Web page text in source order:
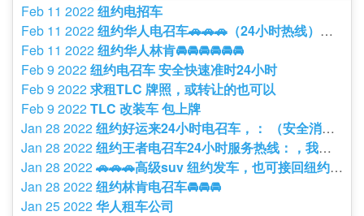
Feb 11 2022纽约电招车
Feb 11 2022纽约华人电召车🚗🚗🚗（24小时热线）☎️ 安全 干净 消毒
Feb 11 2022纽约华人林肯🚘🚘🚘🚘🚘🚘
Feb 9 2022纽约电召车 安全快速准时24小时
Feb 9 2022求租TLC 牌照，或转让的也可以
Feb 9 2022TLC 改装车 包上牌
Jan 28 2022纽约好运来24小时电召车，： （安全消毒）
Jan 28 2022纽约王者电召车24小时服务热线：，我司提供无菌车厢
Jan 28 2022🚗🚗🚗高级suv 纽约发车，也可接回纽约，纽约州及周边。提前预约📞📞
Jan 28 2022纽约林肯电召车🚘🚘🚘
Jan 25 2022华人租车公司